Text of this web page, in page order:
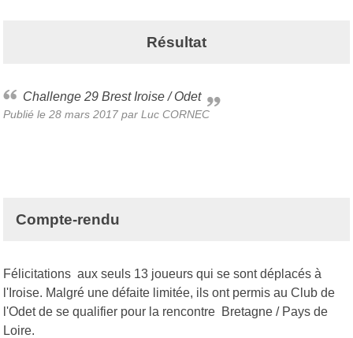
Résultat
Challenge 29 Brest Iroise / Odet
Publié le 28 mars 2017 par Luc CORNEC
Compte-rendu
Félicitations aux seuls 13 joueurs qui se sont déplacés à
l'Iroise. Malgré une défaite limitée, ils ont permis au Club de
l'Odet de se qualifier pour la rencontre Bretagne / Pays de
Loire.